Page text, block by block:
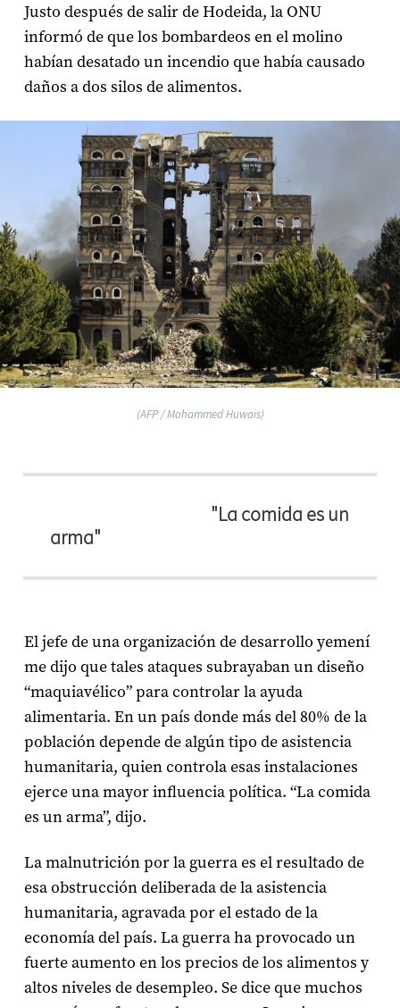
Justo después de salir de Hodeida, la ONU
informó de que los bombardeos en el molino
habían desatado un incendio que había causado
daños a dos silos de alimentos.
(AFP / Mohammed Huwais)
"La comida es un
arma"
El jefe de una organización de desarrollo yemení
me dijo que tales ataques subrayaban un diseño
“maquiavélico” para controlar la ayuda
alimentaria. En un país donde más del 80% de la
población depende de algún tipo de asistencia
humanitaria, quien controla esas instalaciones
ejerce una mayor influencia política. “La comida
es un arma”, dijo.
La malnutrición por la guerra es el resultado de
esa obstrucción deliberada de la asistencia
humanitaria, agravada por el estado de la
economía del país. La guerra ha provocado un
fuerte aumento en los precios de los alimentos y
altos niveles de desempleo. Se dice que muchos